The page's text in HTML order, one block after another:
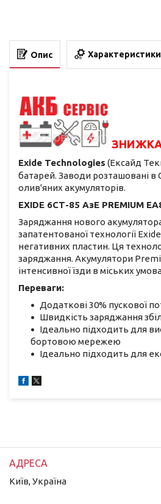
Опис Характеристики
ЗНИЖКА
Exide Technologies (Ексайд
батарей. Заводи розташовані в
олив'яних акумуляторів.
EXIDE 6СТ-85 АзЕ PREMIUM
Заряджання нового
запатентованої технології
негативних пластин. Ця
заряджання. Акумулятори
інтенсивної їзди в міських
Переваги:
Додаткові 30% пускової
Швидкість заряджання
Ідеально підходить для
бортовою мережею
Ідеально підходить для
Київ, Україна